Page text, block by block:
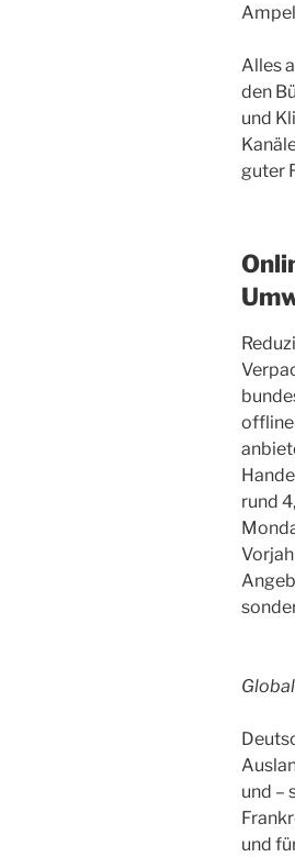
Alles
den
und
guter
offline
rund
und –
und